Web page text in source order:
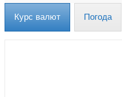
Курс валют Погода